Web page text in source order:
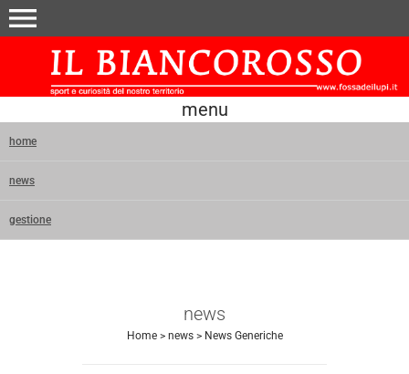
menu
menu
home
news
gestione
news
Home> news> News Generiche